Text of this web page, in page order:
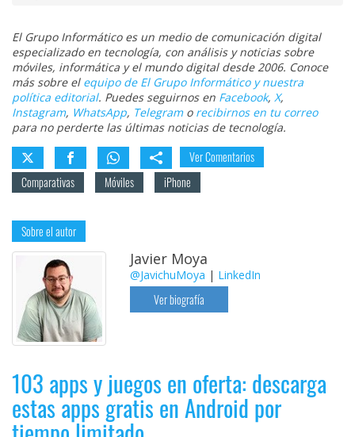
El Grupo Informático es un medio de comunicación digital
especializado en tecnología, con análisis y noticias sobre
móviles, informática y el mundo digital desde 2006. Conoce
más sobre el equipo de El Grupo Informático y nuestra
política editorial. Puedes seguirnos en Facebook, X,
Instagram, WhatsApp, Telegramo recibirnos en tu correo
para no perderte las últimas noticias de tecnología.
Ver Comentarios
Comparativas
Móviles iPhone
Sobre el autor
Javier Moya
@JavichuMoya | LinkedIn
Ver biografía
103 apps y juegos en oferta: descarga
estas apps gratis en Android por